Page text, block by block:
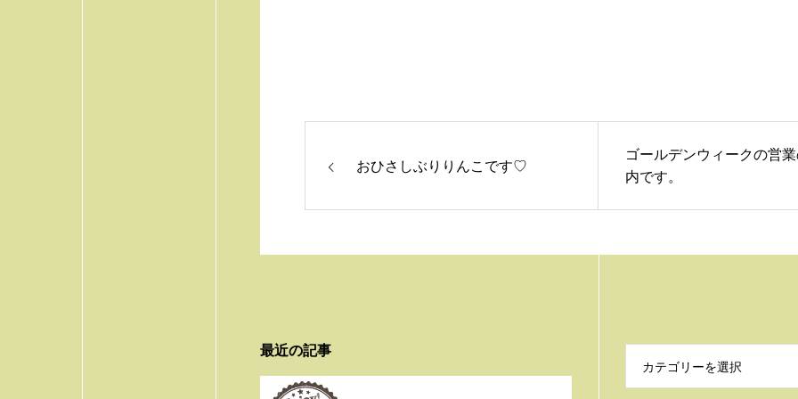
おひさしぶりりんこです♡
ゴールデンウィークの営
内です。
最近の記事
カテゴリーを選択